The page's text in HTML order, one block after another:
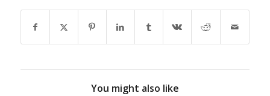
You might also like